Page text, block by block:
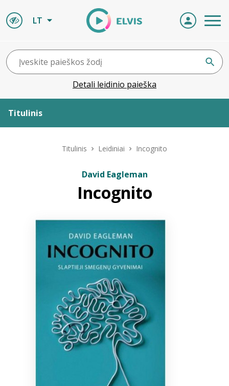
LT
Detali leidinio paieška
Titulinis
Bibliotekoms
Titulinis Leidiniai Incognito
David Eagleman
Incognito